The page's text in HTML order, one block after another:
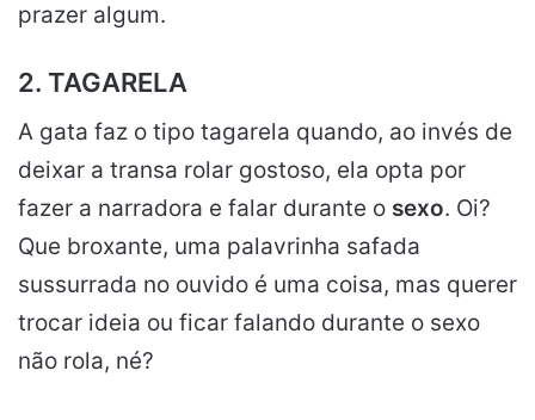
prazer algum.
2. TAGARELA
A gata faz o tipo tagarela quando, ao invés de
deixar a transa rolar gostoso, ela opta por
fazer a narradora e falar durante o sexo. Oi?
Que broxante, uma palavrinha safada
sussurrada no ouvido é uma coisa, mas querer
trocar ideia ou ficar falando durante o sexo
não rola, né?